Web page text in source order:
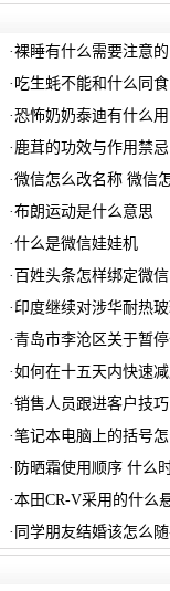
·裸睡有什么需要注意
· 吃生蚝不能和什么同
·恐怖奶奶泰迪有什么
· 鹿茸的功效与作用禁
·微信怎么改名称 微信
·布朗运动是什么意思
·什么是微信娃娃机
· 百姓头条怎样绑定微信
· 印度继续对涉华耐热
·青岛市李沧区关于暂
·如何在十五天内快速
·销售人员跟进客户技巧
·笔记本电脑上的括号
· 防晒霜使用顺序 什么
·本田CR-V采用的什么
· 同学朋友结婚该怎么